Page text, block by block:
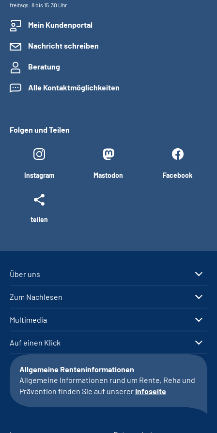
freitags: 8 bis 15:30 Uhr
Mein Kundenportal
Nachricht schreiben
Beratung
Alle Kontaktmöglichkeiten
Folgen und Teilen
Instagram Mastodon Facebook
teilen
Über uns
Zum Nachlesen
Multimedia
Auf einen Klick
Allgemeine Renteninformationen
Allgemeine Informationen rund um Rente, Reha und
Prävention finden Sie auf unserer Infoseite